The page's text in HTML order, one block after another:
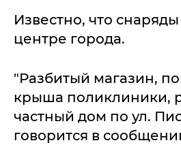
Известно, что
центре города.
"Разбитый магазин,
крыша поликлиники,
частный дом по ул.
говорится в